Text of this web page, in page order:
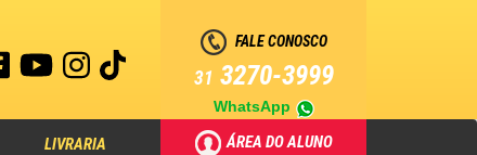
FALE CONOSCO
31 3270-3999
WhatsApp
LIVRARIA ÁREA DO ALUNO